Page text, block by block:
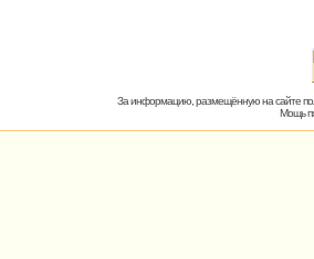
За информацию, размещённую на сайте
Мощь